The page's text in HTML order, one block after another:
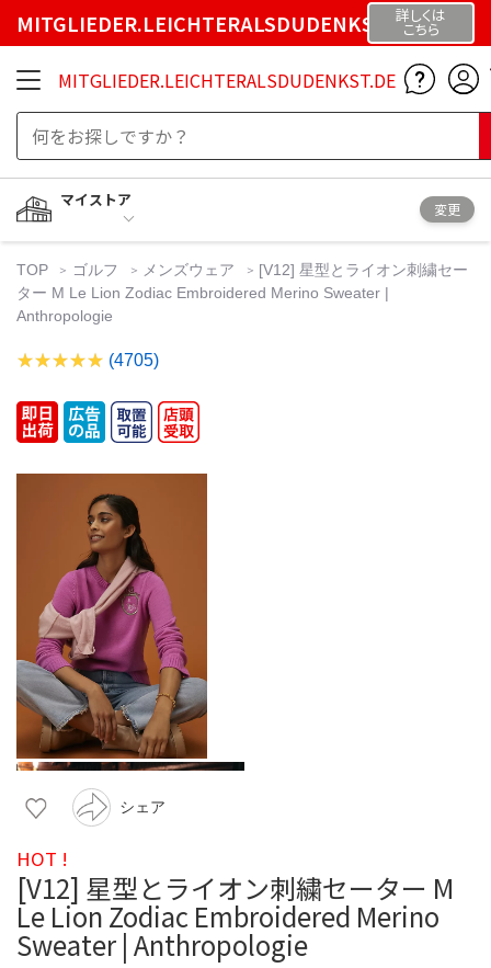
MITGLIEDER.LEICHTERALSDUDENKST.DE詳しくは
こちら
MITGLIEDER.LEICHTERALSDUDENKST.DE
マイストア
変更
TOP ゴルフ メンズウェア
[V12] 星型とライオン刺繍セー
ター M Le Lion Zodiac Embroidered Merino Sweater |
Anthropologie
(4705)
シェア
HOT !
[V12] 星型とライオン刺繍セーター M
Le Lion Zodiac Embroidered Merino
Sweater | Anthropologie